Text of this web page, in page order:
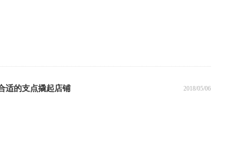
适的支点撬起店铺 2018/05/06